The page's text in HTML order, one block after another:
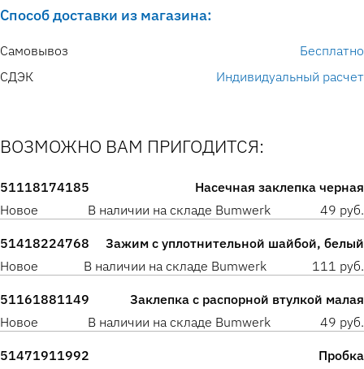
Способ доставки из магазина:
Самовывоз
Бесплатно
СДЭК
Индивидуальный расчет
ВОЗМОЖНО ВАМ ПРИГОДИТСЯ:
51118174185
Насечная заклепка черная
Новое
В наличии на складе Bumwerk 49 руб.
51418224768
Зажим с уплотнительной шайбой, белый
Новое
В наличии на складе Bumwerk 111 руб.
51161881149
Заклепка с распорной втулкой малая
Новое
В наличии на складе Bumwerk 49 руб.
51471911992
Пробка